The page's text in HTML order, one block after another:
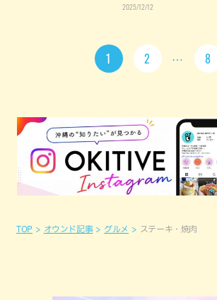
2025/12/12
1 2 8
TOP オウンド記事 グルメ ステーキ・焼肉